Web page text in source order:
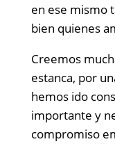
en ese mismo
bien quienes
Creemos
estanca, por
hemos ido
importante y
compromiso